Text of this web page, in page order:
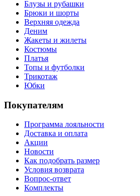
Блузы и рубашки
Брюки и шорты
Верхняя одежда
Деним
Жакеты и жилеты
Костюмы
Платья
Топы и футболки
Трикотаж
Юбки
Покупателям
Программа лояльности
Доставка и оплата
Акции
Новости
Как подобрать размер
Условия возврата
Вопрос-ответ
Комплекты